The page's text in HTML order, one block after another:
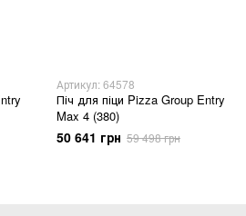
Артикул: 64578
Піч для піци Pizza Group Entry
Max 4 (380)
50 641 грн 59 498 грн